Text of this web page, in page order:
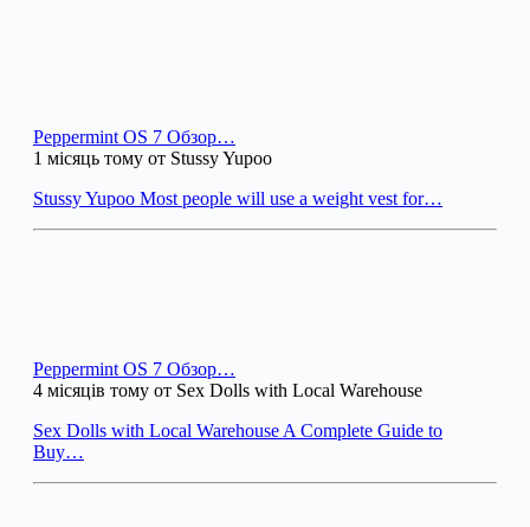
Peppermint OS 7 Обзор…
1 місяць тому от Stussy Yupoo
Stussy Yupoo Most people will use a weight vest for…
Peppermint OS 7 Обзор…
4 місяців тому от Sex Dolls with Local Warehouse
Sex Dolls with Local Warehouse A Complete Guide to
Buy…